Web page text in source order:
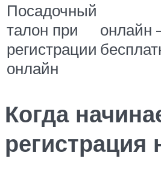
Посадочный
талон при
регистрации
онлайн
онлайн
Когда
регистрация